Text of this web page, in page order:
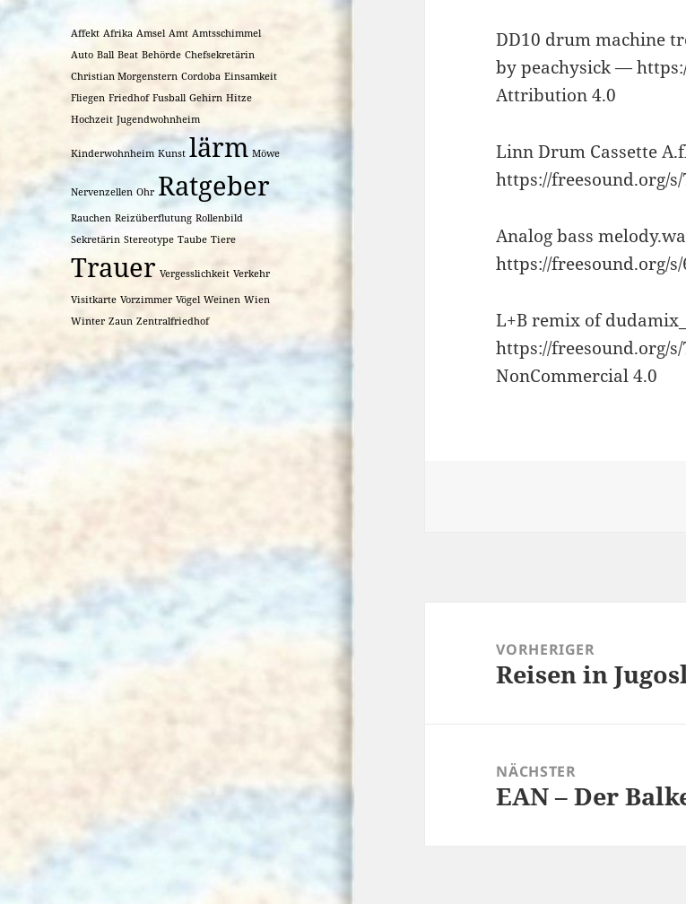
Affekt Afrika Amsel Amt Amtsschimmel
Auto Ball Beat Behörde Chefsekretärin
Christian Morgenstern Cordoba Einsamkeit
Fliegen Friedhof Fusball Gehirn Hitze
Hochzeit Jugendwohnheim
Kinderwohnheim Kunst lärm Möwe
Nervenzellen Ohr Ratgeber
Rauchen Reizüberflutung Rollenbild
Sekretärin Stereotype Taube Tiere
Trauer Vergesslichkeit Verkehr
Visitkarte Vorzimmer Vögel Weinen Wien
Winter Zaun Zentralfriedhof
DD10 drum machine
by peachysick —
Attribution 4.0
Linn Drum Cassette
https://freesound.org/
Analog bass
https://freesound.org/
L+B remix of
https://freesound.org/
NonCommercial 4.0
VORHERIGER
Vorheriger
Reisen in
NÄCHSTER
Nächster
EAN – Der